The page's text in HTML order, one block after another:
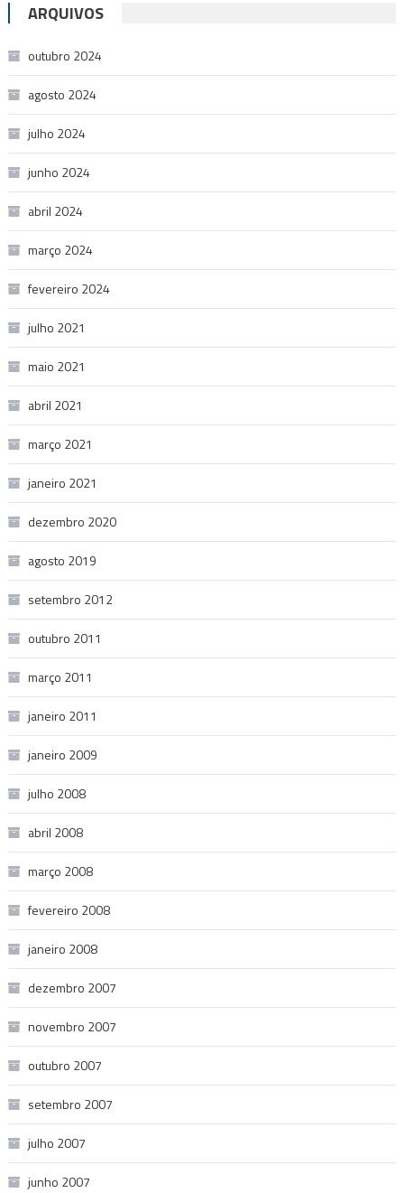
ARQUIVOS
outubro 2024
agosto 2024
julho 2024
junho 2024
abril 2024
março 2024
fevereiro 2024
julho 2021
maio 2021
abril 2021
março 2021
janeiro 2021
dezembro 2020
agosto 2019
setembro 2012
outubro 2011
março 2011
janeiro 2011
janeiro 2009
julho 2008
abril 2008
março 2008
fevereiro 2008
janeiro 2008
dezembro 2007
novembro 2007
outubro 2007
setembro 2007
julho 2007
junho 2007